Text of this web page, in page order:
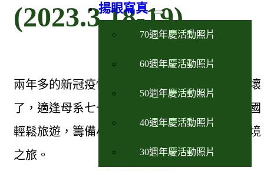
揚眼寫真
70週年慶活動照片
60週年慶活動照片
50週年慶活動照片
40週年慶活動照片
30週年慶活動照片
(2023.3.18-19)
兩年多的新冠疫情已近尾聲，相信許多人都悶壞
了，適逢母系七十週年慶，為讓校友享受類出國
輕鬆旅遊，籌備小組特地規劃兩日雲嘉地區跨境
之旅。